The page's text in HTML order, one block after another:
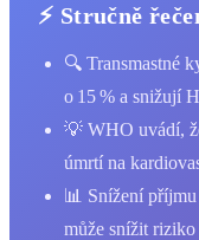
⚡ Stručně
🔍 Transmastné
o 15 % a snižují
💡 WHO uvádí,
úmrtí na
📊 Snížení
může snížit riziko